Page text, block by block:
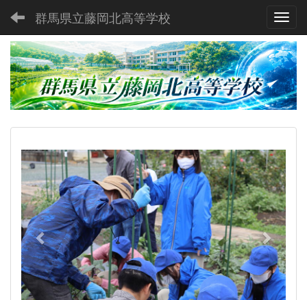
群馬県立藤岡北高等学校
p
r
e
v
i
o
u
s
n
e
x
t